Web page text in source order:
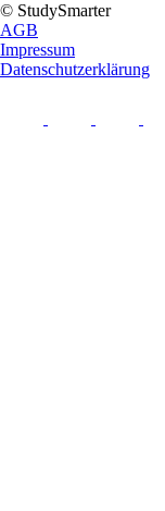
© StudySmarter
AGB
Impressum
Datenschutzerklärung